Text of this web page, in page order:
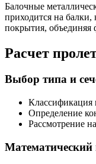
Балочные
приходится на
покрытия, объединяя
Расчет
Выбор типа и
Классификация
Определение
Рассмотрение
Математический